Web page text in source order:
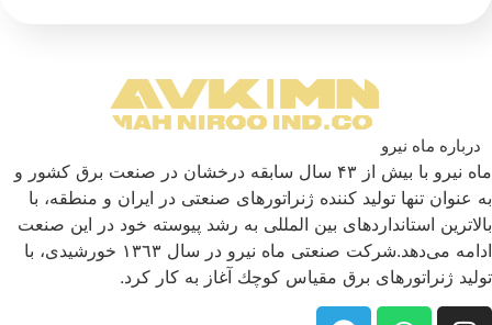
درباره ماه نیرو
ماه نیرو با بیش از ۴۳ سال سابقه درخشان در صنعت برق كشور و
به عنوان تنها تولید كننده ژنراتورهای صنعتی در ایران و منطقه، با
بالاترین استانداردهای بین المللی به رشد پیوسته خود در این صنعت
ادامه می‌دهد.شركت صنعتی ماه نیرو در سال ١٣٦٣ خورشیدی، با
تولید ژنراتورهای برق مقیاس كوچك آغاز به كار كرد.